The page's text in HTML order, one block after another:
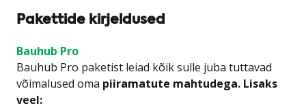
Pakettide kirjeldused
Bauhub Pro
Bauhub Pro paketist leiad kõik sulle juba tuttavad
võimalused oma piiramatute mahtudega. Lisaks
veel: